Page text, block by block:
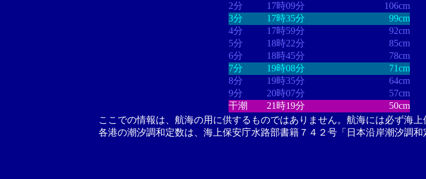
2分
17時09分
106cm
3分
17時35分
99cm
4分
17時59分
92cm
5分
18時22分
85cm
6分
18時45分
78cm
7分
19時08分
71cm
8分
19時35分
64cm
9分
20時07分
57cm
干潮
21時19分 50cm
ここでの情報は、航海の用に供するものではありません。航海には必ず海
各港の潮汐調和定数は、海上保安庁水路部書籍７４２号「日本沿岸潮汐調